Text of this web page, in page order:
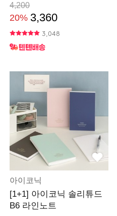
4,200
20% 3,360
3,048
아이코닉
[1+1] 아이코닉 솔리튜드
B6 라인노트